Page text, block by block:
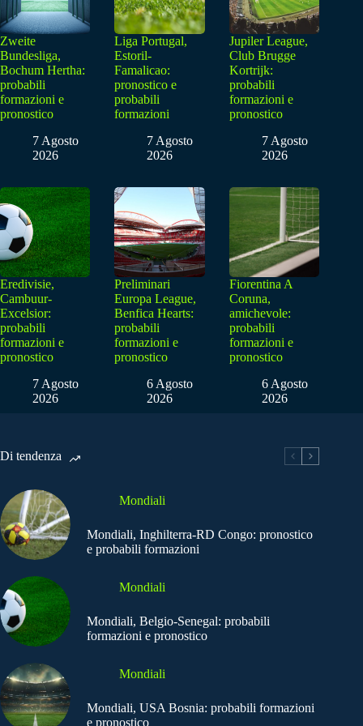
Zweite
Bundesliga,
Bochum Hertha:
probabili
formazioni e
pronostico
7 Agosto
2026
Liga Portugal,
Estoril-
Famalicao:
pronostico e
probabili
formazioni
7 Agosto
2026
Jupiler League,
Club Brugge
Kortrijk:
probabili
formazioni e
pronostico
7 Agosto
2026
Eredivisie,
Cambuur-
Excelsior:
probabili
formazioni e
pronostico
7 Agosto
2026
Preliminari
Europa League,
Benfica Hearts:
probabili
formazioni e
pronostico
6 Agosto
2026
Fiorentina A
Coruna,
amichevole:
probabili
formazioni e
pronostico
6 Agosto
2026
Di tendenza
Mondiali
Mondiali, Inghilterra-RD Congo: pronostico
e probabili formazioni
Mondiali
Mondiali, Belgio-Senegal: probabili
formazioni e pronostico
Mondiali
Mondiali, USA Bosnia: probabili formazioni
e pronostico